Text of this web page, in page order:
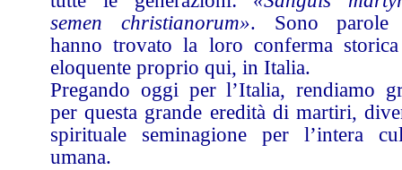
semen christianorum». Sono parole
hanno trovato la loro conferma
eloquente proprio qui, in Italia.
Pregando oggi per l’Italia, rendiamo
per questa grande eredità di martiri,
spirituale seminagione per l’intera
umana.